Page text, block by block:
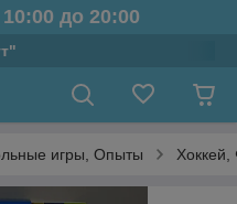
до 20:00
игры, Опыты Хоккей,